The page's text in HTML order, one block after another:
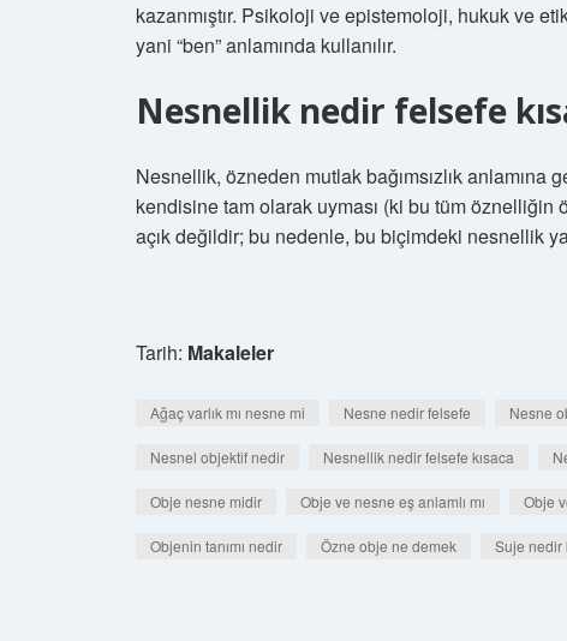
kazanmıştır. Psikoloji ve epistemoloji, hukuk ve
yani “ben” anlamında kullanılır.
Nesnellik nedir felsefe
Nesnellik, özneden mutlak bağımsızlık
kendisine tam olarak uyması (ki bu tüm
açık değildir; bu nedenle, bu biçimdeki nesnellik
Tarih: Makaleler
Ağaç varlık mı nesne mi Nesne nedir felsefe Nesne
Nesnel objektif nedir Nesnellik nedir felsefe kısaca
Obje nesne midir Obje ve nesne eş anlamlı mı Obje
Objenin tanımı nedir Özne obje ne demek Suje nedir